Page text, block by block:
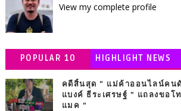
View my complete profile
POPULAR 10 HIGHLIGHT NEWS
คดีสิ้นสุด “ แม่ค้าออนไลน์คน
แบงค์ ธีระเศรษฐ์ ” แถลงขอโ
แมค ”